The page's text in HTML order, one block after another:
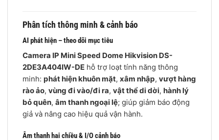
Phân tích thông minh & cảnh báo
AI phát hiện – theo dõi mục tiêu
Camera IP Mini Speed Dome Hikvision DS-
2DE3A404IW-DE hỗ trợ loạt tính năng thông
minh: phát hiện khuôn mặt, xâm nhập, vượt hàng
rào ảo, vùng đi vào/đi ra, vật thể di dời, hành lý
bỏ quên, âm thanh ngoại lệ; giúp giảm báo động
giả và nâng cao hiệu quả vận hành.
Âm thanh hai chiều & I/O cảnh báo